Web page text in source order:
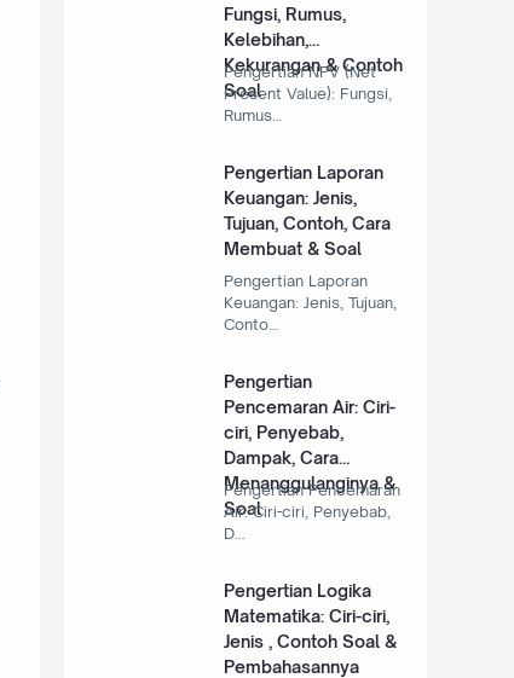
Fungsi, Rumus,
Kelebihan,
Kekurangan & Contoh
Soal
Pengertian NPV (Net
Present Value): Fungsi,
Rumus…
Pengertian Laporan
Keuangan: Jenis,
Tujuan, Contoh, Cara
Membuat & Soal
Pengertian Laporan
Keuangan: Jenis, Tujuan,
Conto…
Pengertian
Pencemaran Air: Ciri-
ciri, Penyebab,
Dampak, Cara
Menanggulanginya &
Soal
Pengertian Pencemaran
Air: Ciri-ciri, Penyebab,
D…
Pengertian Logika
Matematika: Ciri-ciri,
Jenis , Contoh Soal &
Pembahasannya